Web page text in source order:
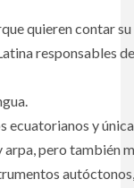
quieren contar
responsables
y
pero también